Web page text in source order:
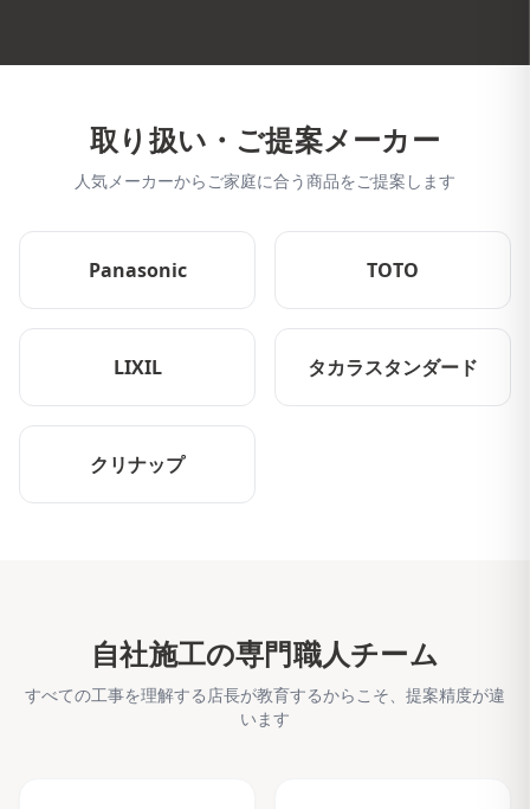
取り扱い・ご提案メーカー
人気メーカーからご家庭に合う商品をご提案します
Panasonic TOTO
LIXIL タカラスタンダード
クリナップ
自社施工の専門職人チーム
すべての工事を理解する店長が教育するからこそ、提案精度が違
います